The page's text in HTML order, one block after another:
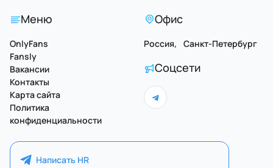
Меню
OnlyFans
Fansly
Вакансии
Контакты
Карта сайта
Политика
конфиденциальности
Офис
Россия, Санкт-Петербург
Соцсети
Написать HR